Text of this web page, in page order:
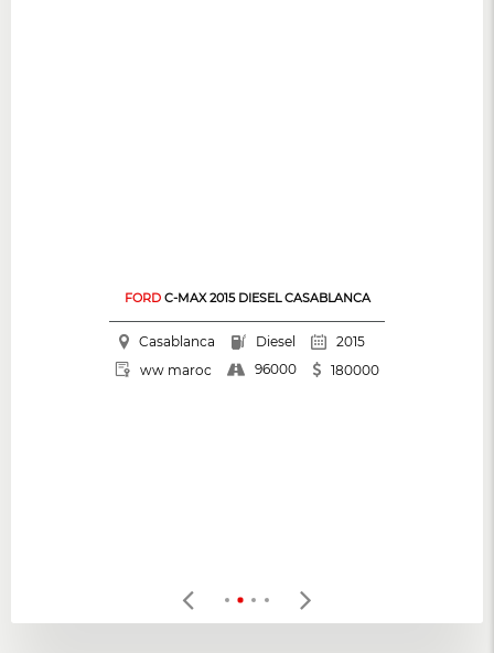
FORDC-MAX 2015 DIESEL CASABLANCA
Casablanca Diesel
2015
ww maroc
96000 180000